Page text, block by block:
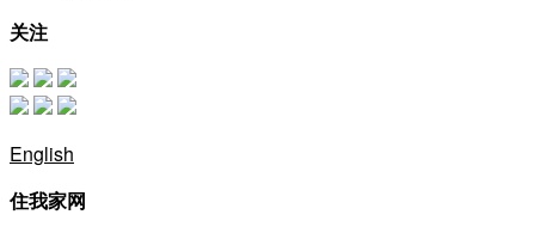
关注
English
住我家网